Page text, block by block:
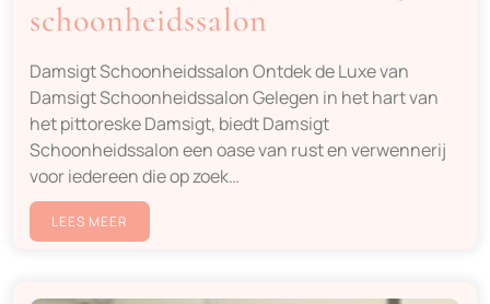
schoonheidssalon
Damsigt Schoonheidssalon Ontdek de Luxe van
Damsigt Schoonheidssalon Gelegen in het hart van
het pittoreske Damsigt, biedt Damsigt
Schoonheidssalon een oase van rust en verwennerij
voor iedereen die op zoek…
LEES MEER